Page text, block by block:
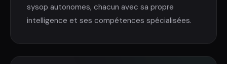
sysop autonomes, chacun avec sa propre
intelligence et ses compétences spécialisées.